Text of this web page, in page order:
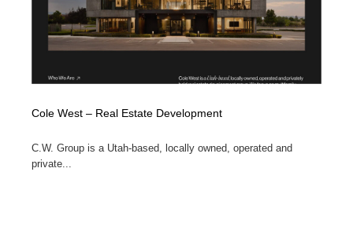
Cole West – Real Estate Development
C.W. Group is a Utah-based, locally owned, operated and
private...